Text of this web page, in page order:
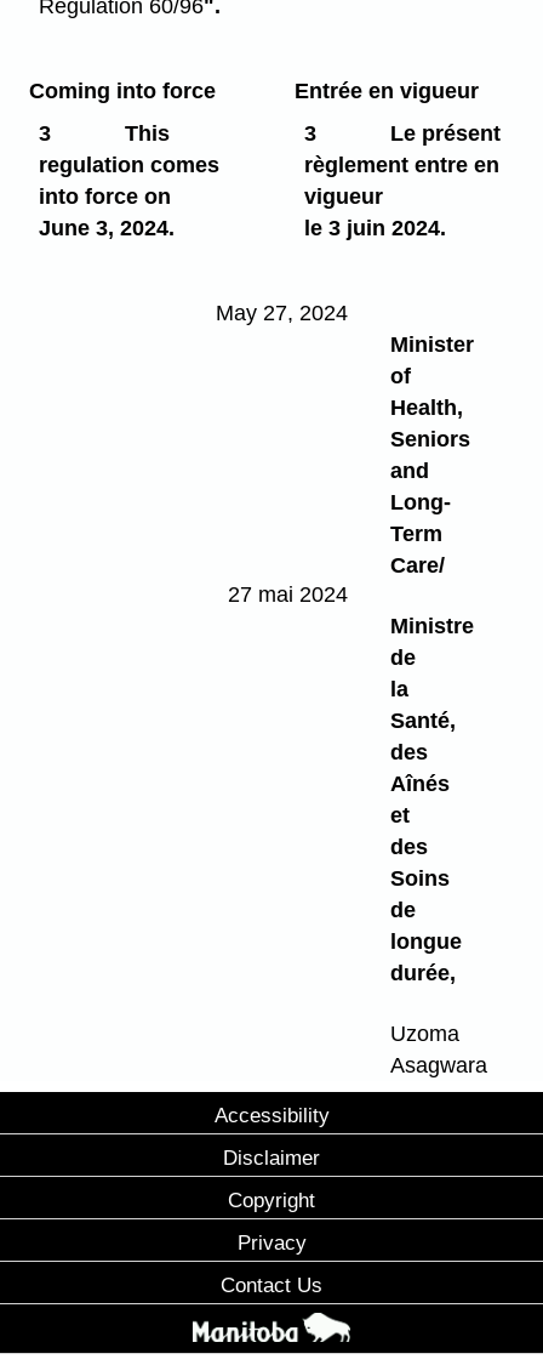
Regulation 60/96".
Coming into force
3
This
regulation comes
into force on
June 3, 2024.
Entrée en vigueur
3
Le présent
règlement entre en
vigueur
le 3 juin 2024.
May 27, 2024
Minister
of
Health,
Seniors
and
Long-
Term
Care/
27 mai 2024
Ministre
de
la
Santé,
des
Aînés
et
des
Soins
de
longue
durée,
Uzoma
Asagwara
Accessibility
Disclaimer
Copyright
Privacy
Contact Us